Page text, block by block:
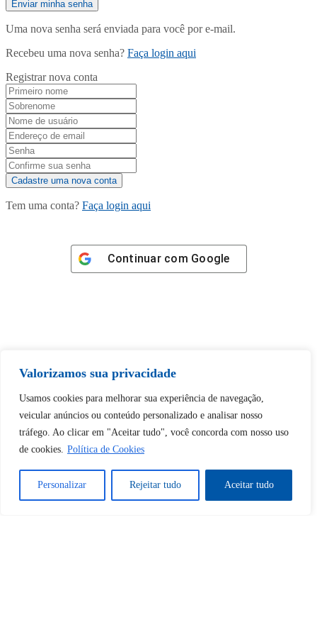
Valorizamos sua privacidade
Usamos cookies para melhorar sua experiência de navegação,
veicular anúncios ou conteúdo personalizado e analisar nosso
tráfego. Ao clicar em "Aceitar tudo", você concorda com nosso uso
de cookies. Política de Cookies
Personalizar Rejeitar tudo Aceitar tudo
Uma nova senha será enviada para você por e-mail.
Recebeu uma nova senha? Faça login aqui
Registrar nova conta
Tem uma conta? Faça login aqui
Continuar com Google
desbloquear esta publicação?
Desbloquear esquerda : 0